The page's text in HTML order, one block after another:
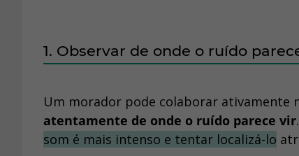
1. Observar de onde o ruído
Um morador pode colaborar ativamente
atentamente de onde o ruído parece vir
som é mais intenso e tentar localizá-lo